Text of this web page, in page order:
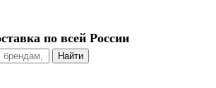
по всей России